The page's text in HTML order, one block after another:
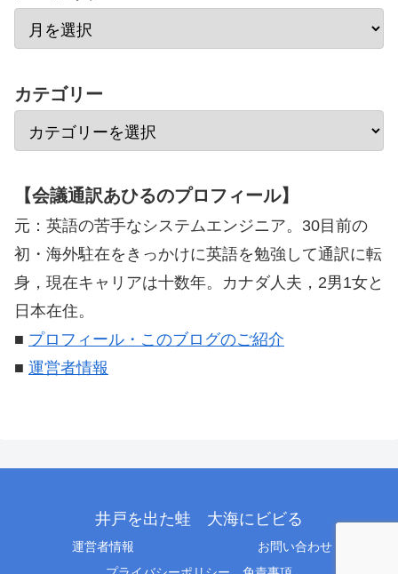
カテゴリー
【会議通訳あひるのプロフィール】
元：英語の苦手なシステムエンジニア。30目前の
初・海外駐在をきっかけに英語を勉強して通訳に転
身，現在キャリアは十数年。カナダ人夫，2男1女と
日本在住。
■ プロフィール・このブログのご紹介
■ 運営者情報
井戸を出た蛙 大海にビビる
運営者情報
お問い合わせ